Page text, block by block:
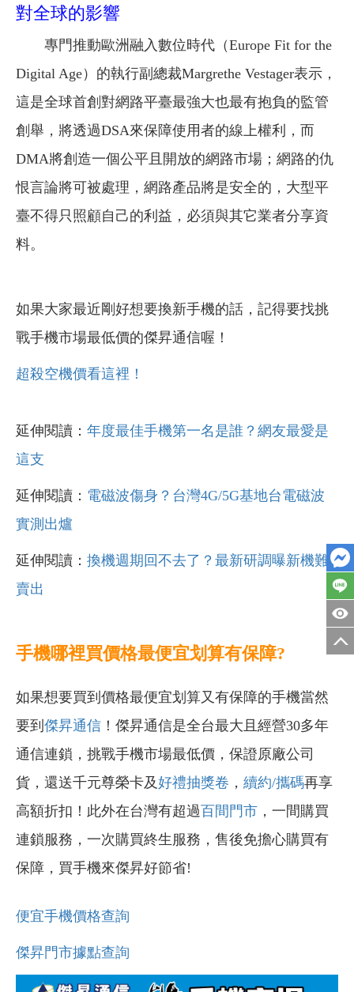
對全球的影響
專門推動歐洲融入數位時代（Europe Fit for the
Digital Age）的執行副總裁Margrethe Vestager表示，
這是全球首創對網路平臺最強大也最有抱負的監管
創舉，將透過DSA來保障使用者的線上權利，而
DMA將創造一個公平且開放的網路市場；網路的仇
恨言論將可被處理，網路產品將是安全的，大型平
臺不得只照顧自己的利益，必須與其它業者分享資
料。
如果大家最近剛好想要換新手機的話，記得要找挑
戰手機市場最低價的傑昇通信喔！
超殺空機價看這裡！
延伸閱讀： 年度最佳手機第一名是誰？網友最愛是
這支
延伸閱讀： 電磁波傷身？台灣4G/5G基地台電磁波
實測出爐
延伸閱讀： 換機週期回不去了？最新研調曝新機難
賣出
手機哪裡買價格最便宜划算有保障?
如果想要買到價格最便宜划算又有保障的手機當然
要到 傑昇通信 ！傑昇通信是全台最大且經營30多年
通信連鎖，挑戰手機市場最低價，保證原廠公司
貨，還送千元尊榮卡及好禮抽獎卷 ， 續約/攜碼再享
高額折扣！此外在台灣有超過百間門市 ，一間購買
連鎖服務，一次購買終生服務，售後免擔心購買有
保障，買手機來傑昇好節省!
便宜手機價格查詢
傑昇門市據點查詢